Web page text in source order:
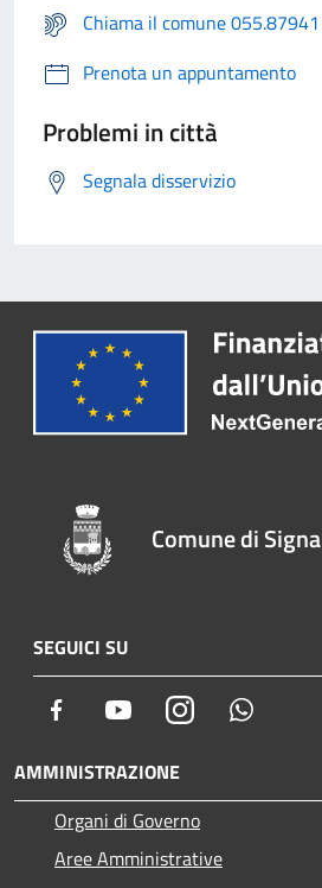
Chiama il comune 055.87941
Prenota un appuntamento
Problemi in città
Segnala disservizio
Comune di Signa
SEGUICI SU
Facebook YoutubeInstagram
AMMINISTRAZIONE
Organi di Governo
Aree Amministrative